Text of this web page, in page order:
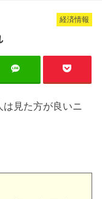
経済情報
見た方が良いニ